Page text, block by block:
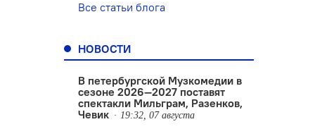
Все статьи блога
НОВОСТИ
В петербургской Музкомедии в
сезоне 2026—2027 поставят
спектакли Мильграм, Разенков,
Чевик
19:32, 07 августа